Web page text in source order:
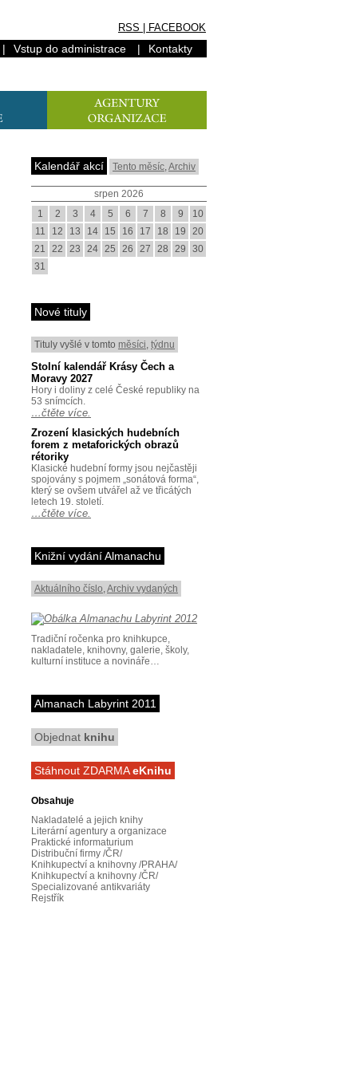
RSS FACEBOOK
| Vstup do administrace | Kontakty
Kalendář akcí Tento měsíc,Archiv
srpen 2026
1
2 3 4 5 6 7 8 9
10
11
12 13 14 15 16 17 18 19
20
21
22 23 24 25 26 27 28 29
30
31
Nové tituly
Tituly vyšlé v tomto měsíci, týdnu
Stolní kalendář Krásy Čech a
Moravy 2027
Hory i doliny z celé České republiky na
53 snímcích.
…čtěte více.
Zrození klasických hudebních
forem z metaforických obrazů
rétoriky
Klasické hudební formy jsou nejčastěji
spojovány s pojmem „sonátová forma“,
který se ovšem utvářel až ve třicátých
letech 19. století.
…čtěte více.
Knižní vydání Almanachu
Aktuálního číslo,Archiv vydaných
Tradiční ročenka pro knihkupce,
nakladatele, knihovny, galerie, školy,
kulturní instituce a novináře…
Almanach Labyrint 2011
Objednat knihu
Stáhnout ZDARMAeKnihu
Obsahuje
Nakladatelé a jejich knihy
Literární agentury a organizace
Praktické informaturium
Distribuční firmy /ČR/
Knihkupectví a knihovny /PRAHA/
Knihkupectví a knihovny /ČR/
Specializované antikvariáty
Rejstřík